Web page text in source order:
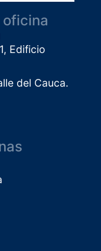
oficina
Edificio
del Cauca.